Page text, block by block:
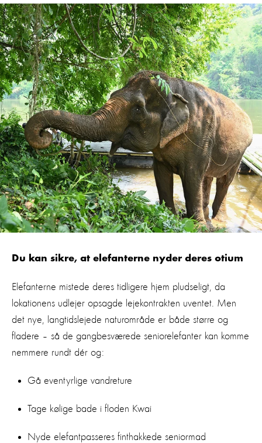
Du kan sikre, at elefanterne nyder deres otium
Elefanterne mistede deres tidligere hjem pludseligt, da
lokationens udlejer opsagde lejekontrakten uventet. Men
det nye, langtidslejede naturområde er både større og
fladere – så de gangbesværede seniorelefanter kan komme
nemmere rundt dér og:
Gå eventyrlige vandreture
Tage kølige bade i floden Kwai
Nyde elefantpasseres finthakkede seniormad